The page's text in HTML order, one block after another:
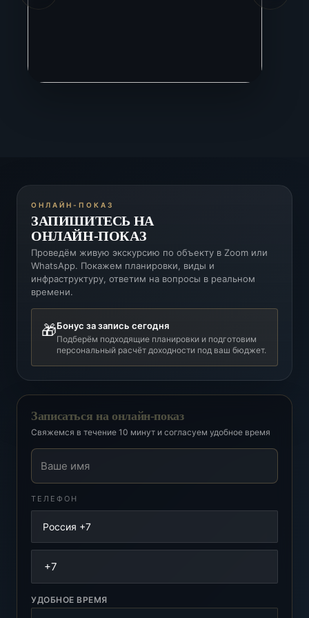
ОНЛАЙН-ПОКАЗ
ЗАПИШИТЕСЬ НА
ОНЛАЙН-ПОКАЗ
Проведём живую экскурсию по объекту в Zoom или
WhatsApp. Покажем планировки, виды и
инфраструктуру, ответим на вопросы в реальном
времени.
🎁Бонус за запись сегодня
Подберём подходящие планировки и подготовим
персональный расчёт доходности под ваш бюджет.
Записаться на онлайн-показ
Свяжемся в течение 10 минут и согласуем удобное время
Ваше имя
ТЕЛЕФОН
УДОБНОЕ ВРЕМЯ